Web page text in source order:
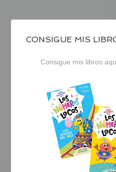
CONSIGUE MIS
Consigue mis libros